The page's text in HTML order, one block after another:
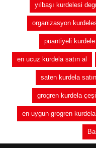
yılbaşı kurdelesi
organizasyon
puantiyeli kurdele
en ucuz kurdela satın al
saten kurdela
grogren kurdela
en uygun grogren